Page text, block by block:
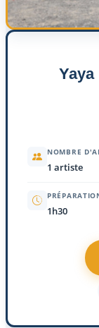
NOMBRE
1 artiste
1h30